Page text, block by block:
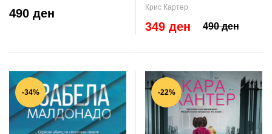
490 ден
#2)
Крис Картер
490 ден
349 ден
-34% -22%